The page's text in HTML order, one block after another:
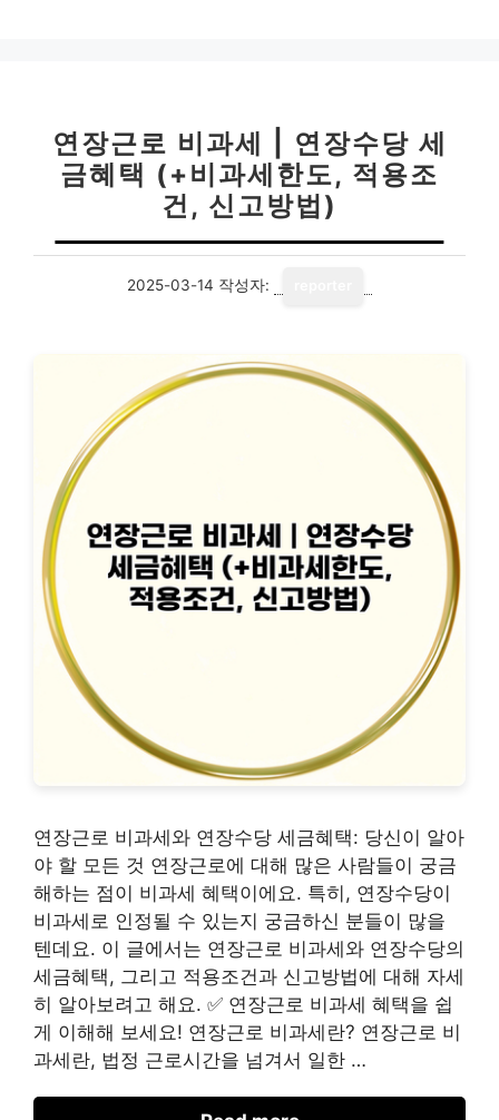
연장근로 비과세 | 연장수당 세
금혜택 (+비과세한도, 적용조
건, 신고방법)
2025-03-14 작성자:
연장근로 비과세와 연장수당 세금혜택: 당신이 알아
야 할 모든 것 연장근로에 대해 많은 사람들이 궁금
해하는 점이 비과세 혜택이에요. 특히, 연장수당이
비과세로 인정될 수 있는지 궁금하신 분들이 많을
텐데요. 이 글에서는 연장근로 비과세와 연장수당의
세금혜택, 그리고 적용조건과 신고방법에 대해 자세
히 알아보려고 해요. ✅ 연장근로 비과세 혜택을 쉽
게 이해해 보세요! 연장근로 비과세란? 연장근로 비
과세란, 법정 근로시간을 넘겨서 일한 …